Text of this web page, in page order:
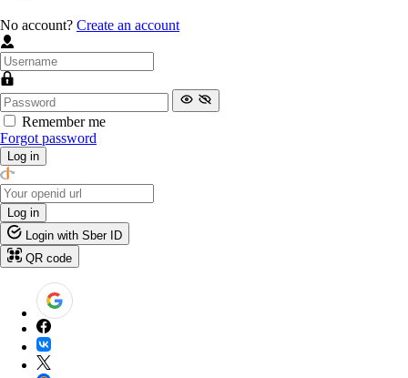
No account? Create an account
Remember me
Forgot password
Log in
Log in
Login with Sber ID
QR code